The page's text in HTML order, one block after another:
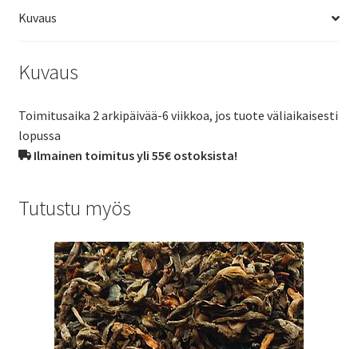
Kuvaus
Kuvaus
Toimitusaika 2 arkipäivää-6 viikkoa, jos tuote väliaikaisesti
lopussa
Ilmainen toimitus yli 55€ ostoksista!
Tutustu myös